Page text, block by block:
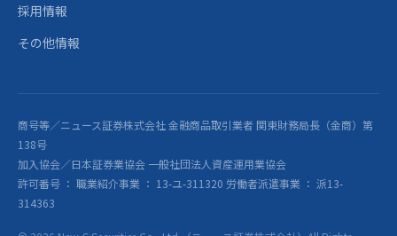
採用情報
その他情報
商号等／ニュース証券株式会社 金融商品取引業者 関東財務局長（金商）第
138号
加入協会／日本証券業協会 一般社団法人資産運用業協会
許可番号 ： 職業紹介事業 ： 13-ユ-311320 労働者派遣事業 ： 派13-
314363